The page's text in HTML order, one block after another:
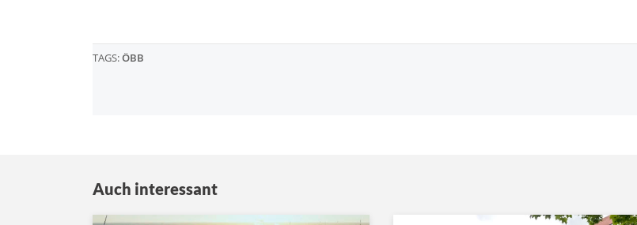
TAGS:ÖBB
Auch interessant